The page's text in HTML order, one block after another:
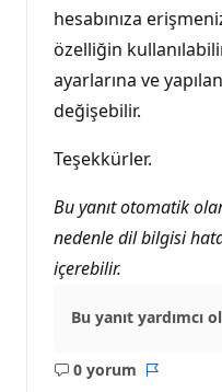
hesabınıza
özelliğin
ayarlarına ve
değişebilir.
Teşekkürler.
Bu yanıt otomatik
nedenle dil bilgisi
içerebilir.
Bu yanıt yardımcı
0 yorum
Açıklama